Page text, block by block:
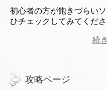
初心者の方が飽きづらい
ひチェックしてみてくださ
続
攻略ページ